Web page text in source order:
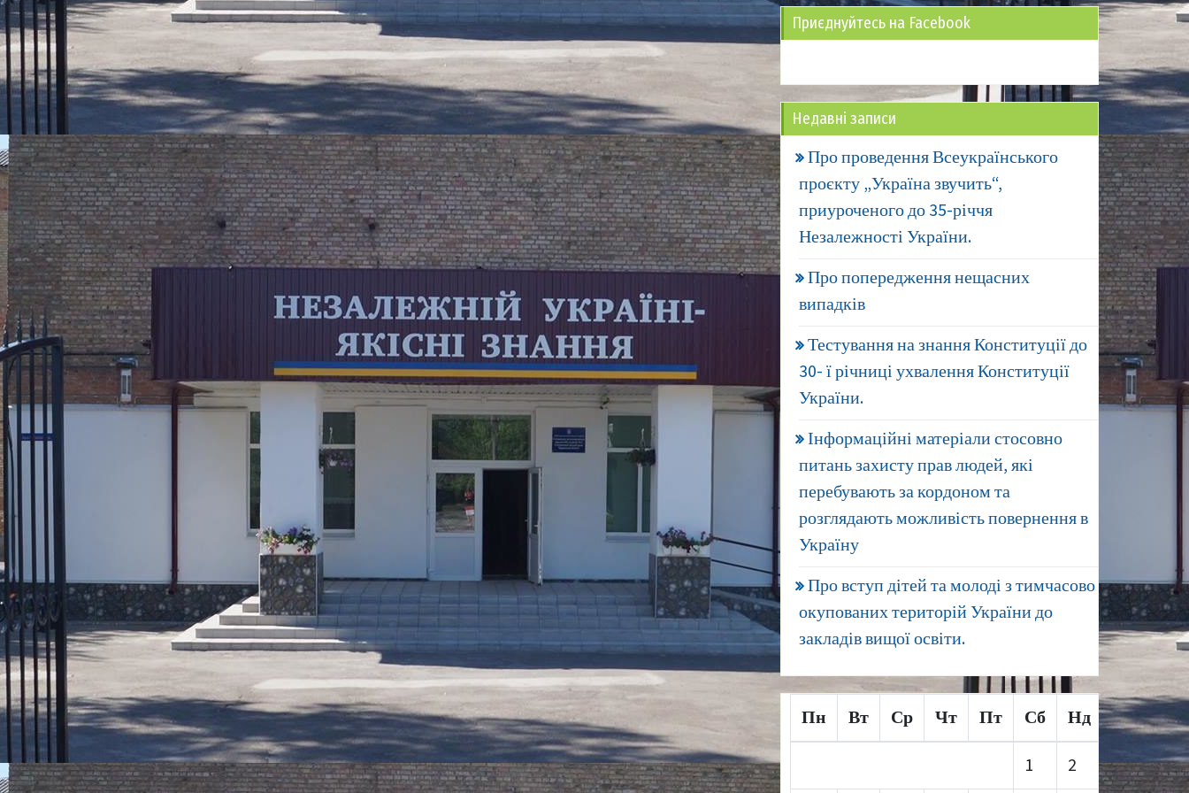
Приєднуйтесь на Facebook
Недавні записи
Про проведення Всеукраїнського
проєкту „Україна звучить“,
приуроченого до 35-річчя
Незалежності України.
Про попередження нещасних
випадків
Тестування на знання Конституції до
30- ї річниці ухвалення Конституції
України.
Інформаційні матеріали стосовно
питань захисту прав людей, які
перебувають за кордоном та
розглядають можливість повернення в
Україну
Про вступ дітей та молоді з тимчасово
окупованих територій України до
закладів вищої освіти.
Пн Вт Ср Чт Пт Сб Нд
1 2